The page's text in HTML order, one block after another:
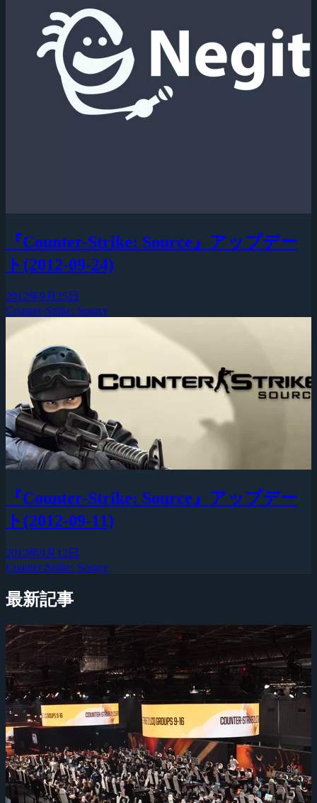
『Counter-Strike: Source』アップデー
ト(2012-09-24)
2012年9月25日
Counter-Strike: Source
『Counter-Strike: Source』アップデー
ト(2012-09-11)
2012年9月12日
Counter-Strike: Source
最新記事